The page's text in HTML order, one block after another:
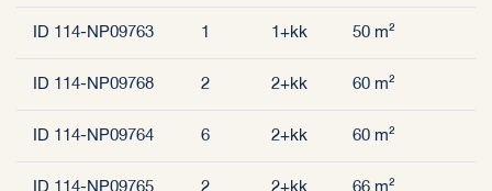
ID 114-NP09763 1 1+kk 50 m²
ID 114-NP09768 2 2+kk 60 m²
ID 114-NP09764 6 2+kk 60 m²
ID 114-NP09765 2 2+kk 66 m²